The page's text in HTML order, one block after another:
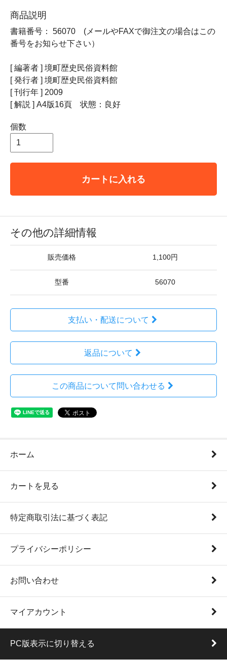
商品説明
書籍番号： 56070 (メールやFAXで御注文の場合はこの
番号をお知らせ下さい）
[ 編著者 ] 境町歴史民俗資料館
[ 発行者 ] 境町歴史民俗資料館
[ 刊行年 ] 2009
[ 解説 ] A4版16頁 状態：良好
個数
カートに入れる
その他の詳細情報
販売価格 1,100円
型番 56070
支払い・配送について
返品について
この商品について問い合わせる
ホーム
カートを見る
特定商取引法に基づく表記
プライバシーポリシー
お問い合わせ
マイアカウント
PC版表示に切り替える